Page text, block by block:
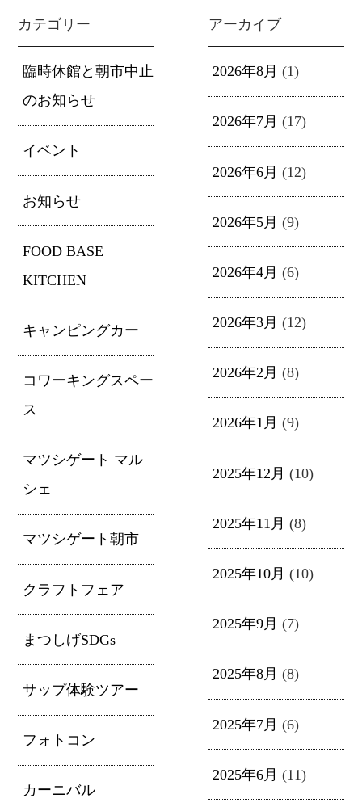
カテゴリー
臨時休館と朝市中止
のお知らせ
イベント
お知らせ
FOOD BASE
KITCHEN
キャンピングカー
コワーキングスペー
ス
マツシゲート マル
シェ
マツシゲート朝市
クラフトフェア
まつしげSDGs
サップ体験ツアー
フォトコン
カーニバル
アーカイブ
2026年8月 (1)
2026年7月 (17)
2026年6月 (12)
2026年5月 (9)
2026年4月 (6)
2026年3月 (12)
2026年2月 (8)
2026年1月 (9)
2025年12月 (10)
2025年11月 (8)
2025年10月 (10)
2025年9月 (7)
2025年8月 (8)
2025年7月 (6)
2025年6月 (11)